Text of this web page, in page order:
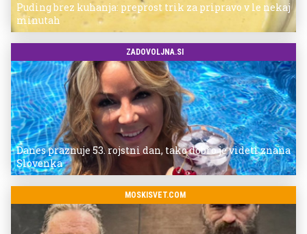
Puding brez kuhanja: preprost trik za pripravo v le nekaj
minutah
ZADOVOLJNA.SI
Danes praznuje 53. rojstni dan, tako dobro je videti znana
Slovenka
MOSKISVET.COM